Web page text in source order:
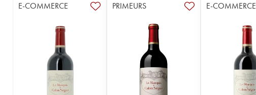
E-COMMERCE PRIMEURS E-COMMERCE